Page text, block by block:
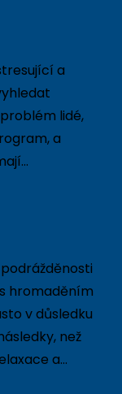
a
lidé,
a
hromaděním
v důsledku
než
a…